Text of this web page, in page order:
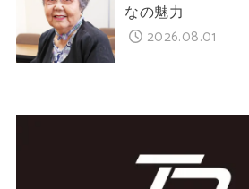
なの魅力
2026.08.01